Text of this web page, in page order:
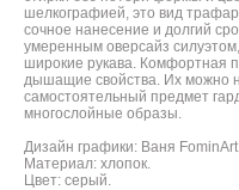
шелкографией, это вид
сочное нанесение и долгий
умеренным оверсайз
широкие рукава. Комфортная
дышащие свойства. Их можно
самостоятельный предмет
многослойные образы.
Дизайн графики: Ваня
Материал: хлопок.
Цвет: серый.